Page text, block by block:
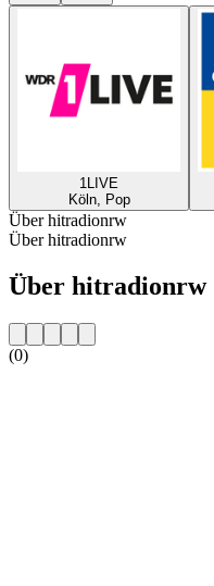
1LIVE
Köln, Pop
Über hitradionrw
Über hitradionrw
Über hitradionrw
(0)